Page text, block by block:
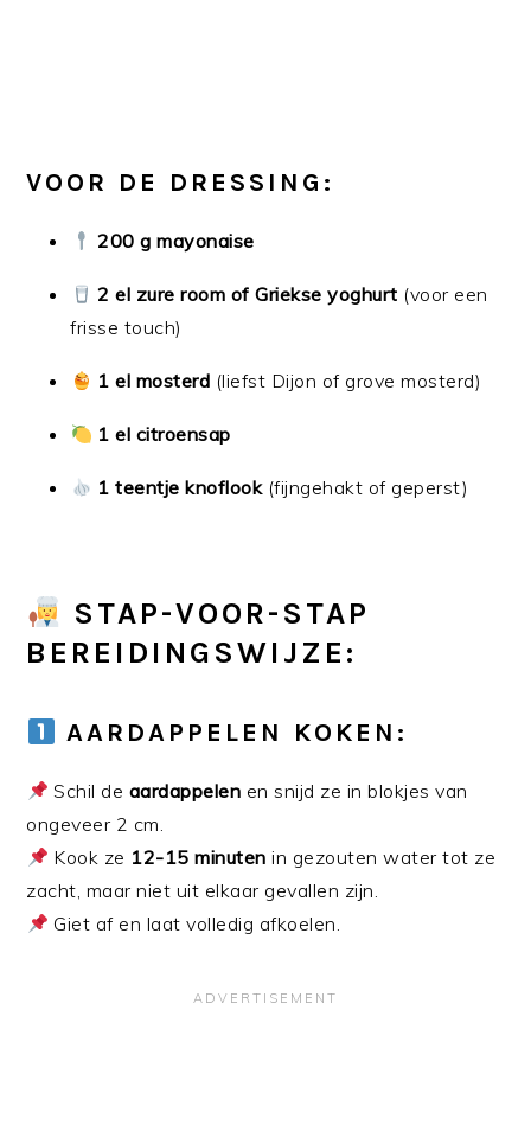
VOOR DE DRESSING:
200 g mayonaise
2 el zure room of Griekse yoghurt (voor een
frisse touch)
1 el mosterd (liefst Dijon of grove mosterd)
1 el citroensap
1 teentje knoflook(fijngehakt of geperst)
STAP-VOOR-STAP
BEREIDINGSWIJZE:
AARDAPPELEN KOKEN:
Schil de aardappelen en snijd ze in blokjes van
ongeveer 2 cm.
Kook ze 12-15 minuten in gezouten water tot ze
zacht, maar niet uit elkaar gevallen zijn.
Giet af en laat volledig afkoelen.